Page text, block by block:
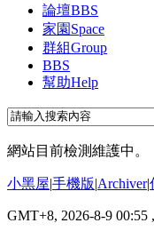
論壇BBS
家園 Space
群組Group
BBS
幫助Help
網站目前檢測維護中。
小黑屋|手機版|Archiver|
GMT+8, 2026-8-9 00:55